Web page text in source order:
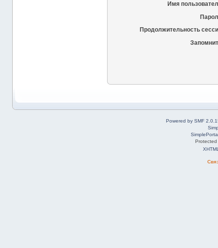
Имя
Продолжительность
Powered by SMF